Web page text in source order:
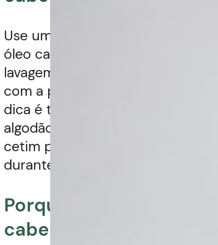
Use um finalizador leve ou um
óleo capilar na região após a
lavagem, aplicando suavemente
com a ponta dos dedos. Outra
dica é trocar a fronha de
algodão por uma de seda ou
cetim para reduzir o atrito
durante o sono.
Porque eu hidrato meu
cabelo mas ele